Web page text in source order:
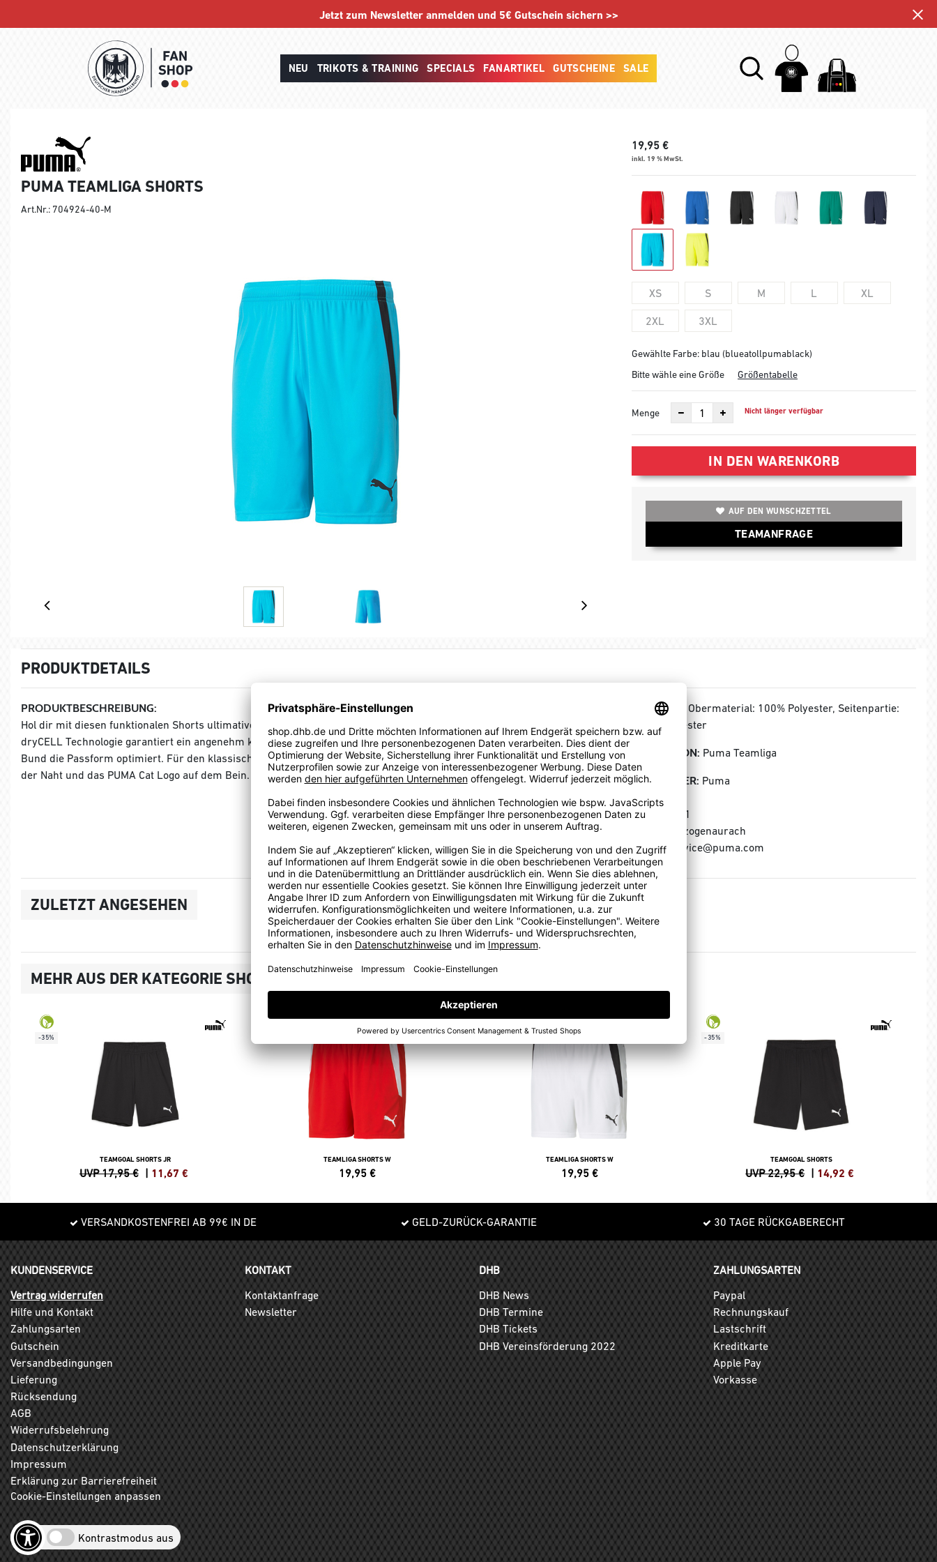
Jetzt zum Newsletter anmelden und 5€ Gutschein sichern >>
NEU TRIKOTS & TRAINING SPECIALS FANARTIKEL GUTSCHEINE SALE
PUMA TEAMLIGA SHORTS
Art.Nr.: 704924-40-M
19,95 €
inkl. 19 % MwSt.
XS S M L XL
2XL 3XL
Gewählte Farbe: blau (blueatollpumablack)
Bitte wähle eine Größe
Größentabelle
Menge Nicht länger verfügbar
IN DEN WARENKORB
AUF DEN WUNSCHZETTEL
TEAMANFRAGE
PRODUKTDETAILS
PRODUKTBESCHREIBUNG:
Hol dir mit diesen funktionalen Shorts ultimativen Komfort und Top-Performance für jedes Spiel. Unsere bahnbrechende
dryCELL Technologie garantiert ein angenehm kühles und trockenes Tragegefühl, während das elastische Zugband am
Bund die Passform optimiert. Für den klassischen PUMA Look sorgen der Kontrasteinsatz mit PUMA Formstrip entlang
der Naht und das PUMA Cat Logo auf dem Bein.
MATERIAL:
Obermaterial: 100% Polyester, Seitenpartie:
100% Polyester
KOLLEKTION: Puma Teamliga
HERSTELLER: Puma
Puma SE
Puma Way 1
91074 Herzogenaurach
E-Mail: service@puma.com
ZULETZT ANGESEHEN
MEHR AUS DER KATEGORIE SHORTS
-35%
TEAMGOAL SHORTS JR
UVP 17,95 € | 11,67 €
TEAMLIGA SHORTS W
19,95 €
TEAMLIGA SHORTS W
19,95 €
-35%
TEAMGOAL SHORTS
UVP 22,95 € | 14,92 €
VERSANDKOSTENFREI AB 99€ IN DE GELD-ZURÜCK-GARANTIE 30 TAGE RÜCKGABERECHT
KUNDENSERVICE
Vertrag widerrufen
Hilfe und Kontakt
Zahlungsarten
Gutschein
Versandbedingungen
Lieferung
Rücksendung
AGB
Widerrufsbelehrung
Datenschutzerklärung
Impressum
Erklärung zur Barrierefreiheit
Cookie-Einstellungen anpassen
Kontrastmodus aus
KONTAKT
Kontaktanfrage
Newsletter
DHB
DHB News
DHB Termine
DHB Tickets
DHB Vereinsförderung 2022
ZAHLUNGSARTEN
Paypal
Rechnungskauf
Lastschrift
Kreditkarte
Apple Pay
Vorkasse